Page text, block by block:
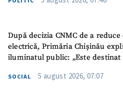
După decizia CNMC de a
electrică, Primăria Chișinău
iluminatul public: „Este
SOCIAL 5 august 2026, 07:07